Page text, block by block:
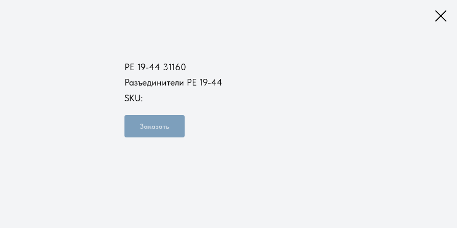
РЕ 19-44 31160
Разъединители РЕ 19-44
SKU:
Заказать